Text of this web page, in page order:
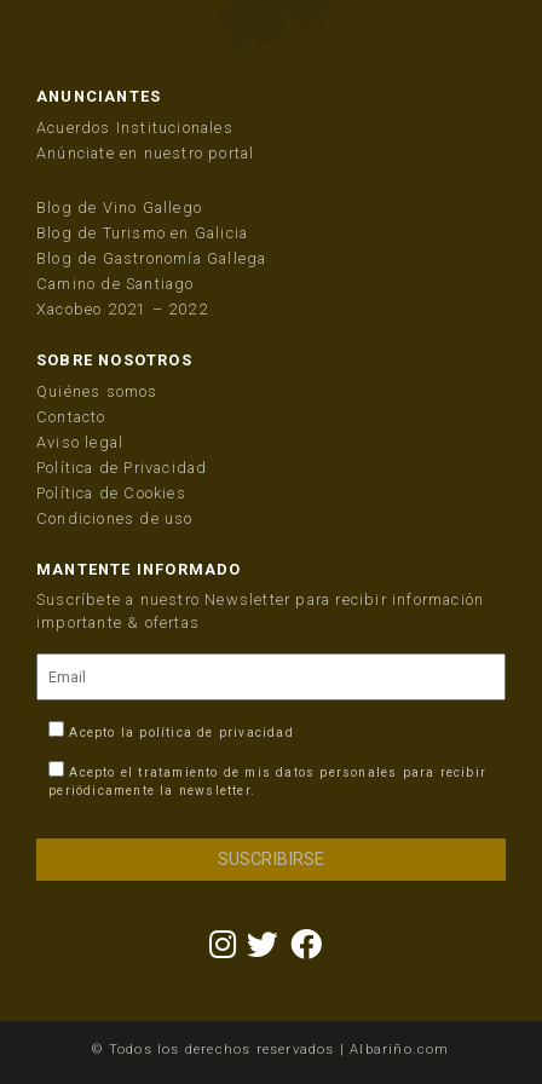
ANUNCIANTES
Acuerdos Institucionales
Anúnciate en nuestro portal
Blog de Vino Gallego
Blog de Turismo en Galicia
Blog de Gastronomía Gallega
Camino de Santiago
Xacobeo 2021 – 2022
SOBRE NOSOTROS
Quiénes somos
Contacto
Aviso legal
Política de Privacidad
Política de Cookies
Condiciones de uso
MANTENTE INFORMADO
Suscríbete a nuestro Newsletter para recibir información
importante & ofertas
Acepto la política de privacidad
Acepto el tratamiento de mis datos personales para recibir
periódicamente la newsletter.
© Todos los derechos reservados | Albariño.com